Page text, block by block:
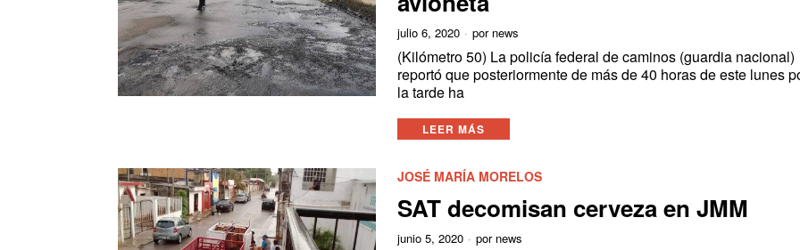
julio 6, 2020 por news
(Kilómetro 50) La policía federal de caminos (guardia nacional)
reportó que posteriormente de más de 40 horas de este lunes
la tarde ha
LEER MÁS
JOSÉ MARÍA MORELOS
SAT decomisan cerveza en JMM
junio 5, 2020 por news